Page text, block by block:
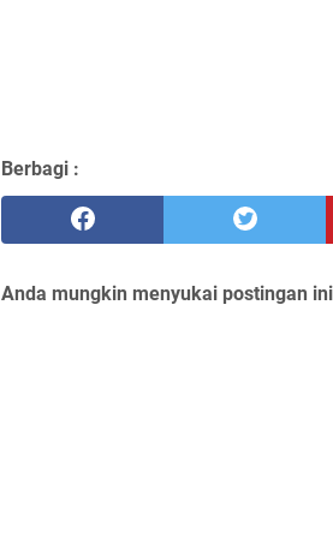
Berbagi :
Anda mungkin menyukai postingan